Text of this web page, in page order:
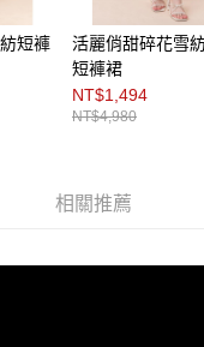
之用戶狀況，依本公司即
形，本公司將視審查結果
若發現惡意使用之情形，
度並採取法律行動。
短褲
活麗俏甜碎花雪
短褲裙
NT$1,494
NT$4,980
相關推薦